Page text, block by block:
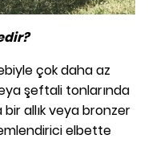
çok daha az
şeftali tonlarında
allık veya bronzer
elbette